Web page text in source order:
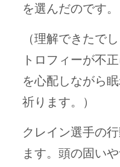
を選んだのです。
（理解できたで
トロフィーが不
を心配しながら
祈ります。）
クレイン選手の
ます。頭の固い